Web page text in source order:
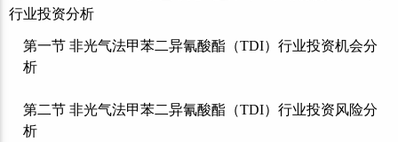
行业投资分析
第一节 非光气法甲苯二异氰酸酯（TDI）行业投资机会分
析
第二节 非光气法甲苯二异氰酸酯（TDI）行业投资风险分
析